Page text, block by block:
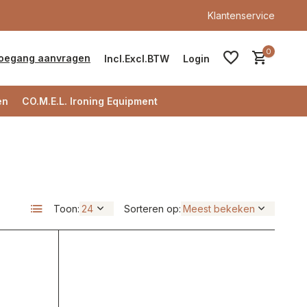
Klantenservice
aanvragen Incl.Excl.BTW Login
0
CO.M.E.L. Ironing Equipment
Toon: Sorteren op: